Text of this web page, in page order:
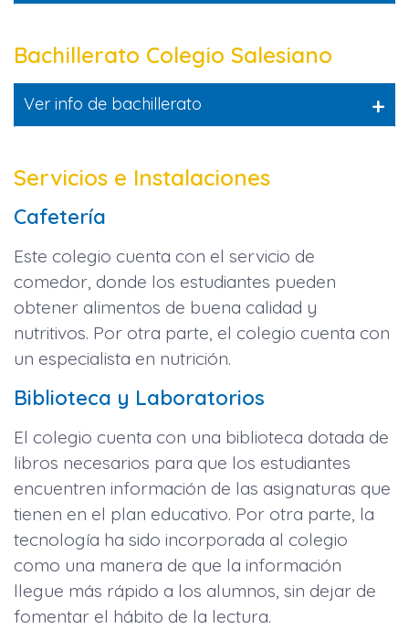
Bachillerato Colegio Salesiano
Ver info de bachillerato +
Servicios e Instalaciones
Cafetería
Este colegio cuenta con el servicio de
comedor, donde los estudiantes pueden
obtener alimentos de buena calidad y
nutritivos. Por otra parte, el colegio cuenta con
un especialista en nutrición.
Biblioteca y Laboratorios
El colegio cuenta con una biblioteca dotada de
libros necesarios para que los estudiantes
encuentren información de las asignaturas que
tienen en el plan educativo. Por otra parte, la
tecnología ha sido incorporada al colegio
como una manera de que la información
llegue más rápido a los alumnos, sin dejar de
fomentar el hábito de la lectura.